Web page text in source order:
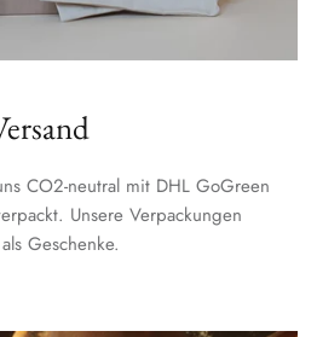
CO2-neutral mit DHL GoGreen
Unsere Verpackungen
Geschenke.